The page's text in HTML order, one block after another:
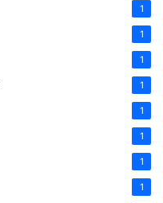
1
1
1
1
1
1
1
1